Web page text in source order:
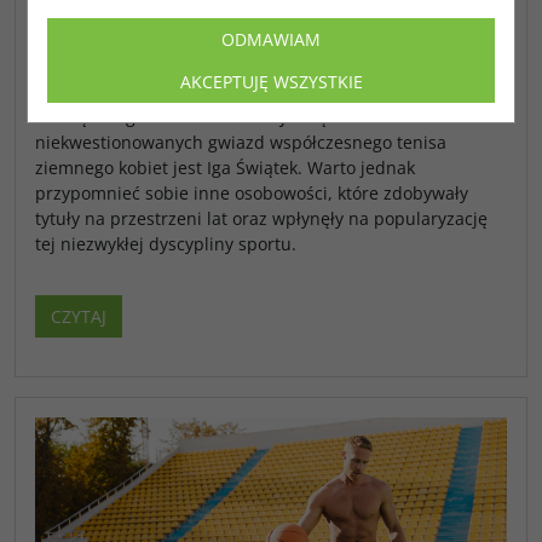
Tenis ziemny to coś więcej niż sport, a turnieje tenisa
którzy osobiście lub sprzed telewizora z zapartym tchem
śledzą zmagania swoich idoli. Jedną z
niekwestionowanych gwiazd współczesnego tenisa
ziemnego kobiet jest Iga Świątek. Warto jednak
przypomnieć sobie inne osobowości, które zdobywały
tytuły na przestrzeni lat oraz wpłynęły na popularyzację
tej niezwykłej dyscypliny sportu.
CZYTAJ
ODMAWIAM
AKCEPTUJĘ WSZYSTKIE